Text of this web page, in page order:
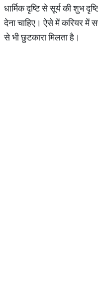
धार्मिक दृष्टि से सूर्य की शुभ
देना चाहिए। ऐसे में करियर में
से भी छुटकारा मिलता है।